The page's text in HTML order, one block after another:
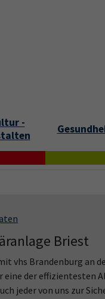
-
Briest
vhs Brandenburg an
eine der effizientesten
jeder von uns zur